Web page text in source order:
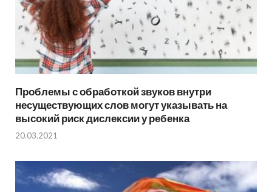
Проблемы с обработкой звуков внутри
несуществующих слов могут указывать на
высокий риск дислексии у ребенка
20.03.2021